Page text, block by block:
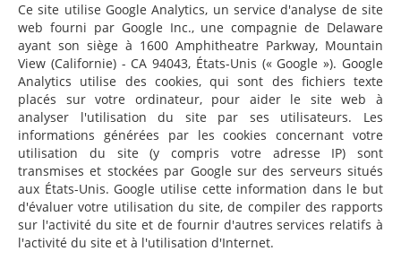
Ce site utilise Google Analytics, un service d'analyse de site
web fourni par Google Inc., une compagnie de Delaware
ayant son siège à 1600 Amphitheatre Parkway, Mountain
View (Californie) - CA 94043, États-Unis (« Google »). Google
Analytics utilise des cookies, qui sont des fichiers texte
placés sur votre ordinateur, pour aider le site web à
analyser l'utilisation du site par ses utilisateurs. Les
informations générées par les cookies concernant votre
utilisation du site (y compris votre adresse IP) sont
transmises et stockées par Google sur des serveurs situés
aux États-Unis. Google utilise cette information dans le but
d'évaluer votre utilisation du site, de compiler des rapports
sur l'activité du site et de fournir d'autres services relatifs à
l'activité du site et à l'utilisation d'Internet.